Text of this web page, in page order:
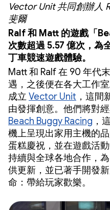
Vector Unit 共同創辦人
斐爾
Ralf 和 Matt 的遊戲「
次數超過 5.57 億次，為
丁車競速遊戲體驗。
Matt 和 Ralf 在 90 年代
遇，之後便在各大工作
成立 Vector Unit ，這間
由發揮創意。他們將對
Beach Buggy Racing ，
機上呈現出家用主機的
蛋糕慶祝，並在遊戲活
持續與全球各地合作，
供更新，並已著手開發
命：帶給玩家歡樂。